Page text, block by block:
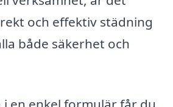
och effektiv städning
både säkerhet och